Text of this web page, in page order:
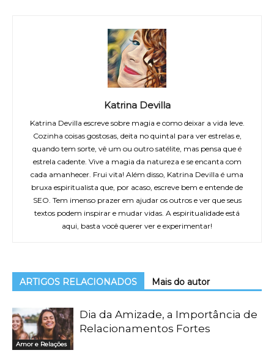
Katrina Devilla
Katrina Devilla escreve sobre magia e como deixar a vida leve.
Cozinha coisas gostosas, deita no quintal para ver estrelas e,
quando tem sorte, vê um ou outro satélite, mas pensa que é
estrela cadente. Vive a magia da natureza e se encanta com
cada amanhecer. Frui vita! Além disso, Katrina Devilla é uma
bruxa espiritualista que, por acaso, escreve bem e entende de
SEO. Tem imenso prazer em ajudar os outros e ver que seus
textos podem inspirar e mudar vidas. A espiritualidade está
aqui, basta você querer ver e experimentar!
ARTIGOS RELACIONADOS Mais do autor
Amor e Relações
Dia da Amizade, a Importância de
Relacionamentos Fortes